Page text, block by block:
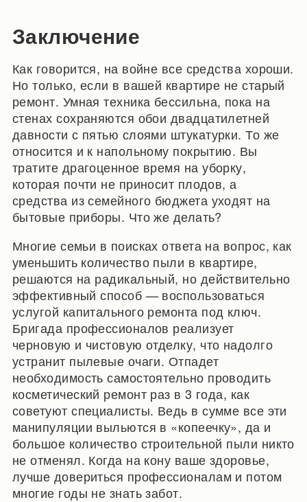
Заключение
Как говорится, на войне все средства хороши.
Но только, если в вашей квартире не старый
ремонт. Умная техника бессильна, пока на
стенах сохраняются обои двадцатилетней
давности с пятью слоями штукатурки. То же
относится и к напольному покрытию. Вы
тратите драгоценное время на уборку,
которая почти не приносит плодов, а
средства из семейного бюджета уходят на
бытовые приборы. Что же делать?
Многие семьи в поисках ответа на вопрос, как
уменьшить количество пыли в квартире,
решаются на радикальный, но действительно
эффективный способ — воспользоваться
услугой капитального ремонта под ключ.
Бригада профессионалов реализует
черновую и чистовую отделку, что надолго
устранит пылевые очаги. Отпадет
необходимость самостоятельно проводить
косметический ремонт раз в 3 года, как
советуют специалисты. Ведь в сумме все эти
манипуляции выльются в «копеечку», да и
большое количество строительной пыли никто
не отменял. Когда на кону ваше здоровье,
лучше довериться профессионалам и потом
многие годы не знать забот.